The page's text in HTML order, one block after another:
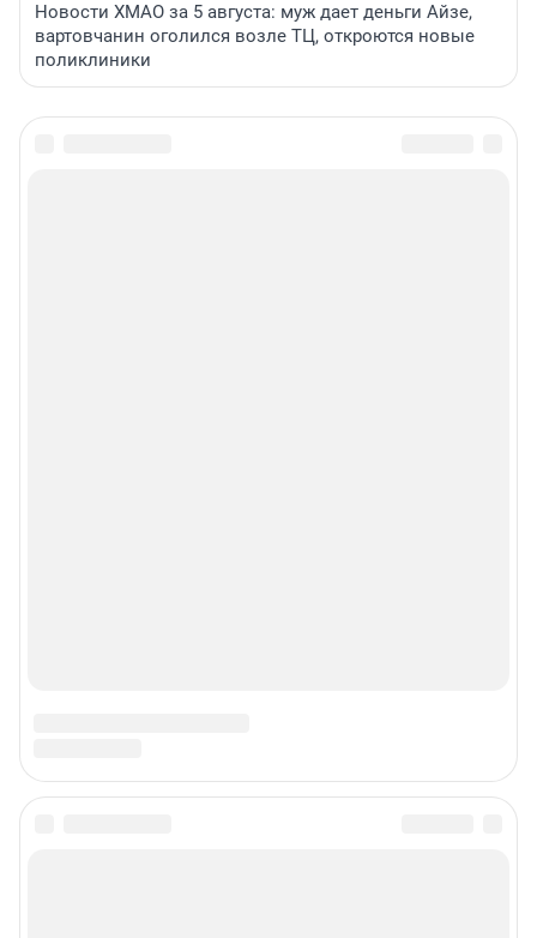
Новости ХМАО за 5 августа: муж дает деньги Айзе,
вартовчанин оголился возле ТЦ, откроются новые
поликлиники